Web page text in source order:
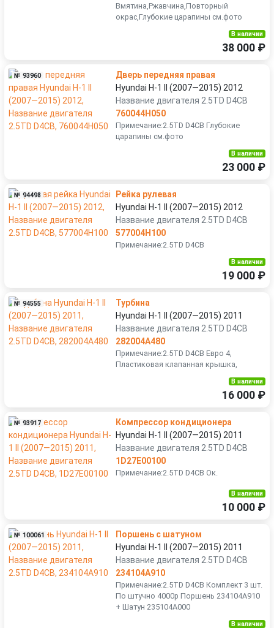
Вмятина,Ржавчина,Повторный
окрас,Глубокие царапины см.фото
В наличии
38 000 ₽
№ 93960
Дверь передняя правая
Hyundai H-1 II (2007—2015) 2012
Название двигателя 2.5TD D4CB
760044H050
Примечание:2.5TD D4CB Глубокие
царапины см.фото
В наличии
23 000 ₽
№ 94498
Рейка рулевая
Hyundai H-1 II (2007—2015) 2012
Название двигателя 2.5TD D4CB
577004H100
Примечание:2.5TD D4CB
В наличии
19 000 ₽
№ 94555
Турбина
Hyundai H-1 II (2007—2015) 2011
Название двигателя 2.5TD D4CB
282004A480
Примечание:2.5TD D4CB Евро 4,
Пластиковая клапанная крышка,
В наличии
16 000 ₽
№ 93917
Компрессор кондиционера
Hyundai H-1 II (2007—2015) 2011
Название двигателя 2.5TD D4CB
1D27E00100
Примечание:2.5TD D4CB Ок.
В наличии
10 000 ₽
№ 100061
Поршень с шатуном
Hyundai H-1 II (2007—2015) 2011
Название двигателя 2.5TD D4CB
234104A910
Примечание:2.5TD D4CB Комплект 3 шт.
По штучно 4000р Поршень 234104A910
+ Шатун 235104A000
В наличии